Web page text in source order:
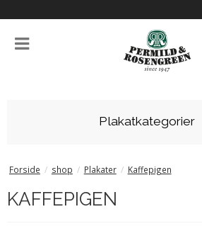
Plakatkategorier
Forside / shop / Plakater / Kaffepigen
KAFFEPIGEN